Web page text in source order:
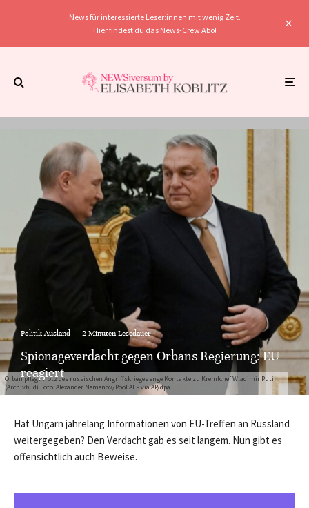
News für interessierte Leser:innen mit wenig Zeit.
Hier findest du das News-Crew Abo!
Orban pflegt trotz des russischen Angriffskrieges enge Kontakte zu Kremlchef Wladimir Putin.
(Archivbild) Foto: Alexander Nemenov/Pool AFP via AP/dpa
Politik Ausland · 2 Minuten Lesedauer
Spionageverdacht gegen Orbans Regierung: EU
reagiert
Hat Ungarn jahrelang Informationen von EU-Treffen an Russland
weitergegeben? Den Verdacht gab es seit langem. Nun gibt es
offensichtlich auch Beweise.